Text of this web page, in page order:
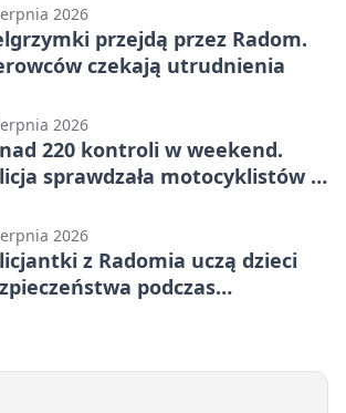
2026
przejdą przez Radom.
czekają utrudnienia
2026
220 kontroli w weekend.
sprawdzała motocyklistów w
2026
z Radomia uczą dzieci
podczas